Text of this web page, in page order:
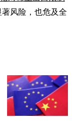
著风险，也危及全